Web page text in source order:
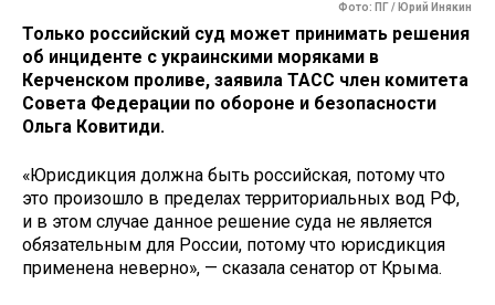
Фото: ПГ / Юрий Инякин
Только российский суд может принимать решения
об инциденте с украинскими моряками в
Керченском проливе, заявила ТАСС член комитета
Совета Федерации по обороне и безопасности
Ольга Ковитиди.
«Юрисдикция должна быть российская, потому что
это произошло в пределах территориальных вод РФ,
и в этом случае данное решение суда не является
обязательным для России, потому что юрисдикция
применена неверно», — сказала сенатор от Крыма.